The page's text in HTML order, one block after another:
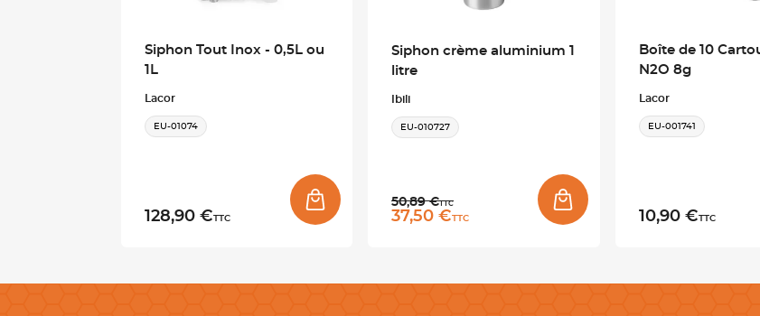
Siphon Tout Inox - 0,5L ou
1L
Lacor
EU-01074
128,90 €TTC
Siphon crème aluminium 1
litre
Ibili
EU-010727
Prix normal
50,89 € TTC
Prix promo
37,50 €TTC
Boîte de 10
N2O 8g
Lacor
EU-001741
10,90 €TTC